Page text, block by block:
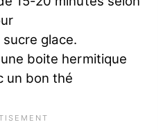
glace.
boite hermitique
un bon thé